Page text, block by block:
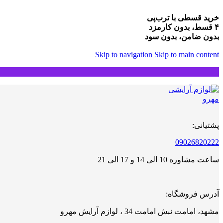
خرید قسطی با ترب‌پی
۴ قسط، بدون کارمزد
بدون ضامن، بدون سود
Skip to navigation Skip to main content
پشتیانی:
09026820222
ساعت مشاوره 10 الی 14 و 17 الی 21
آدرس فروشگاه:
مشهد، امامت نبش امامت 34 ، لوازم آرایش مهرو